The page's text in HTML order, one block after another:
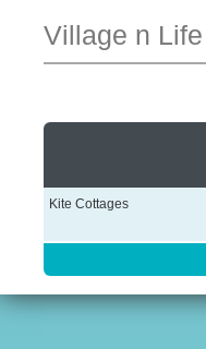
Village n Life
Kite Cottages